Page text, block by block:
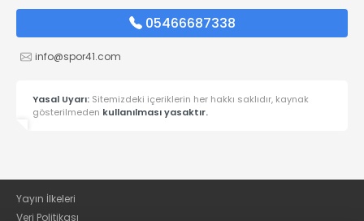
05466687338
info@spor41.com
Yasal Uyarı: Sitemizdeki içeriklerin her hakkı saklıdır, kaynak
gösterilmeden kullanılması yasaktır.
Yayın İlkeleri
Veri Politikası